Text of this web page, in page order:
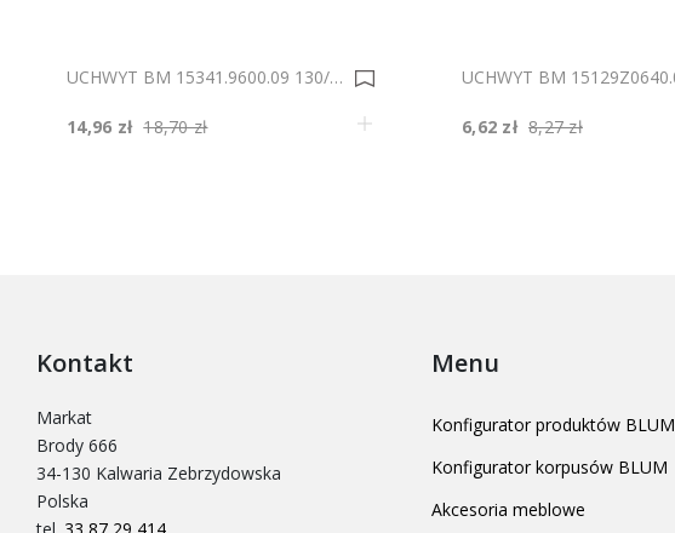
UCHWYT BM 15341.9600.09 130/20/96 0005565
14,96 zł 18,70 zł 6,62 zł 8,27 zł
Kontakt
Markat
Brody 666
34-130 Kalwaria Zebrzydowska
Polska
Menu
Konfigurator produktów BLUM
Konfigurator korpusów BLUM
Akcesoria meblowe